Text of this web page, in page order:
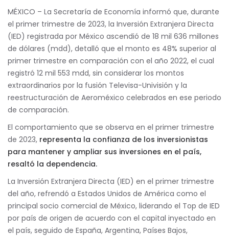
MÉXICO – La Secretaría de Economía informó que, durante
el primer trimestre de 2023, la Inversión Extranjera Directa
(IED) registrada por México ascendió de 18 mil 636 millones
de dólares (mdd), detalló que el monto es 48% superior al
primer trimestre en comparación con el año 2022, el cual
registró 12 mil 553 mdd, sin considerar los montos
extraordinarios por la fusión Televisa-Univisión y la
reestructuración de Aeroméxico celebrados en ese periodo
de comparación.
El comportamiento que se observa en el primer trimestre
de 2023, representa la confianza de los inversionistas
para mantener y ampliar sus inversiones en el país,
resaltó la dependencia.
La Inversión Extranjera Directa (IED) en el primer trimestre
del año, refrendó a Estados Unidos de América como el
principal socio comercial de México, liderando el Top de IED
por país de origen de acuerdo con el capital inyectado en
el país, seguido de España, Argentina, Países Bajos,